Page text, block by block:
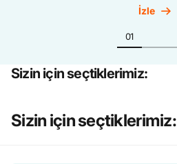
İzle
Sizin için seçtiklerimiz:
Sizin için seçtiklerimiz: